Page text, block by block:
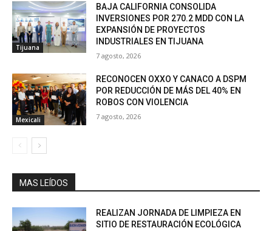
Tijuana
BAJA CALIFORNIA CONSOLIDA
INVERSIONES POR 270.2 MDD CON LA
EXPANSIÓN DE PROYECTOS
INDUSTRIALES EN TIJUANA
7 agosto, 2026
Mexicali
RECONOCEN OXXO Y CANACO A DSPM
POR REDUCCIÓN DE MÁS DEL 40% EN
ROBOS CON VIOLENCIA
7 agosto, 2026
MAS LEÍDOS
REALIZAN JORNADA DE LIMPIEZA EN
SITIO DE RESTAURACIÓN ECOLÓGICA